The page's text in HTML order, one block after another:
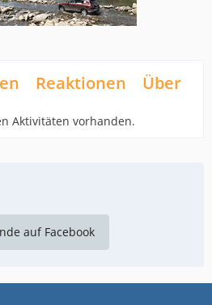
Reaktionen Über
Aktivitäten vorhanden.
auf Facebook